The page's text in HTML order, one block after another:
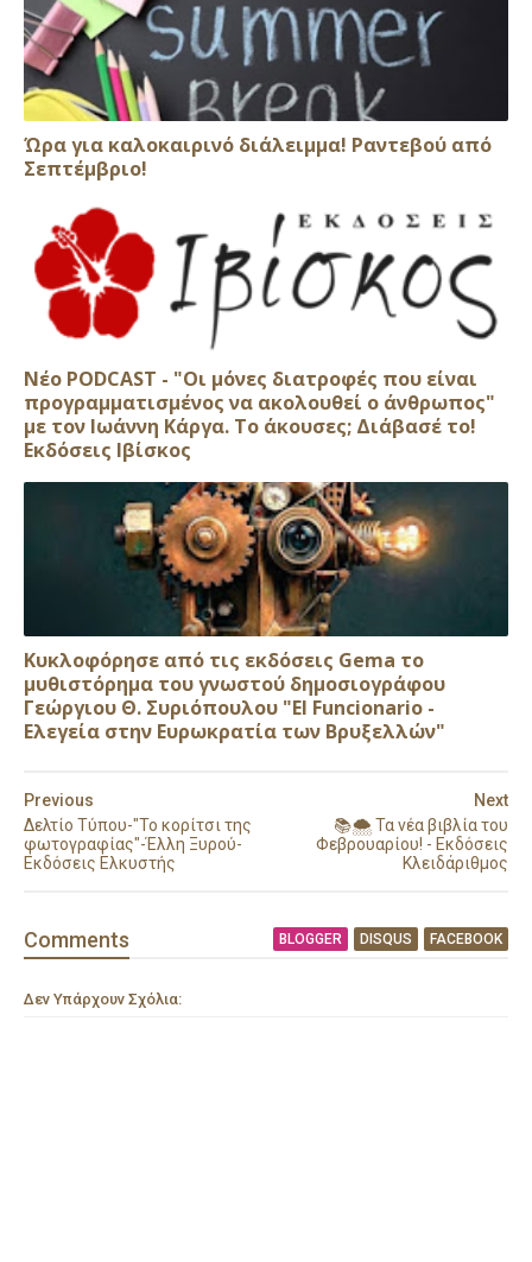
Ώρα για καλοκαιρινό διάλειμμα! Ραντεβού από
Σεπτέμβριο!
Νέο PODCAST - "Οι μόνες διατροφές που είναι
προγραμματισμένος να ακολουθεί ο άνθρωπος"
με τον Ιωάννη Κάργα. Το άκουσες; Διάβασέ το!
Εκδόσεις Ιβίσκος
Κυκλοφόρησε από τις εκδόσεις Gema το
μυθιστόρημα του γνωστού δημοσιογράφου
Γεώργιου Θ. Συριόπουλου "El Funcionario -
Ελεγεία στην Ευρωκρατία των Βρυξελλών"
Next
📚🌨️ Τα νέα βιβλία του
Φεβρουαρίου! - Εκδόσεις
Κλειδάριθμος
Previous
Δελτίο Τύπου-"Το κορίτσι της
φωτογραφίας"-Έλλη Ξυρού-
Εκδόσεις Ελκυστής
Comments BLOGGER DISQUS FACEBOOK
Δεν Υπάρχουν Σχόλια: